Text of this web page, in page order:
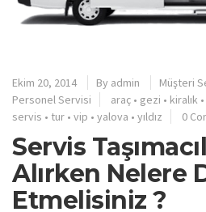
Ekim 20, 2014 By admin Müşteri
Personel Servisi
araç • gezi • kiralık •
servis • tur • vip • yalova • yıldız 0
Servis
Alırken Nelere
Etmelisiniz ?